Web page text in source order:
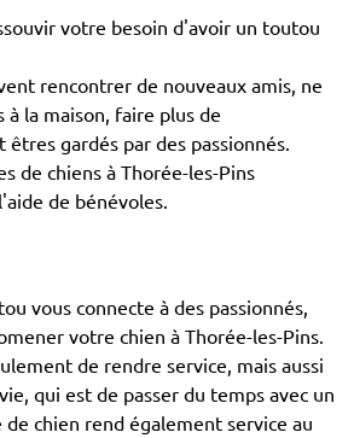
votre besoin d'avoir un toutou
rencontrer de nouveaux amis, ne
à la maison, faire plus de
êtres gardés par des passionnés.
de chiens à Thorée-les-Pins
de bénévoles.
vous connecte à des passionnés,
votre chien à Thorée-les-Pins.
de rendre service, mais aussi
qui est de passer du temps avec un
chien rend également service au